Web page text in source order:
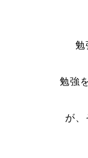
勉
勉強
が、